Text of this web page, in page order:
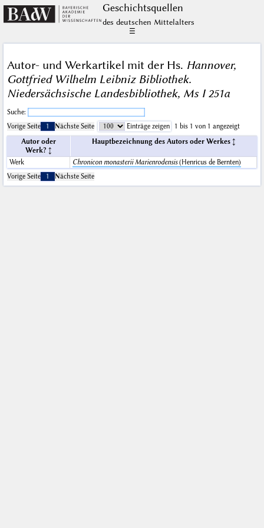
Geschichts­quellen
des deutschen Mittelalters
☰
Autor- und Werkartikel mit der Hs. Hannover,
Gottfried Wilhelm Leibniz Bibliothek.
Niedersächsische Landesbibliothek, Ms I 251a
Suche:
Vorige Seite
1 Nächste Seite Einträge zeigen
1 bis 1 von 1 angezeigt
Autor oder
Werk?
Hauptbezeichnung des Autors oder Werkes
Werk Chronicon monasterii Marienrodensis(Henricus de Bernten)
Vorige Seite
1 Nächste Seite